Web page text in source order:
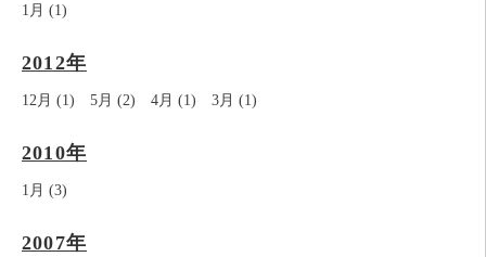
1月 (1)
2012年
12月 (1) 5月 (2) 4月 (1) 3月 (1)
2010年
1月 (3)
2007年